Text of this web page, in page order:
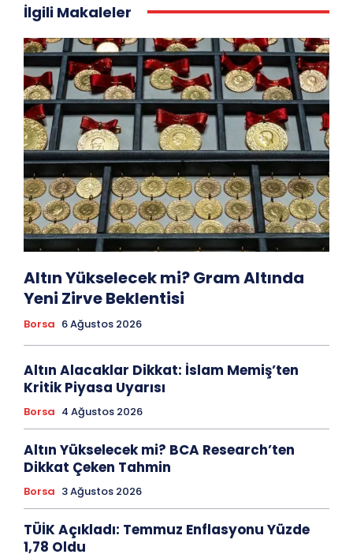
İlgili Makaleler
Altın Yükselecek mi? Gram Altında
Yeni Zirve Beklentisi
Borsa 6 Ağustos 2026
Altın Alacaklar Dikkat: İslam Memiş’ten
Kritik Piyasa Uyarısı
Borsa 4 Ağustos 2026
Altın Yükselecek mi? BCA Research’ten
Dikkat Çeken Tahmin
Borsa 3 Ağustos 2026
TÜİK Açıkladı: Temmuz Enflasyonu Yüzde
1,78 Oldu